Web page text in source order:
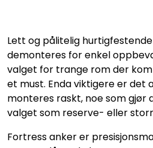
Lett og pålitelig
demonteres for enkel
valget for trange rom der
et must. Enda viktigere er det
monteres raskt, noe som
valget som reserve- eller
Fortress anker er